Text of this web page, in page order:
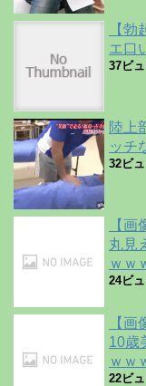
【
エ口
37ビ
陸上
ッチ
32ビ
【
丸見
ｗｗ
24ビ
【
10歳
ｗｗ
22ビ